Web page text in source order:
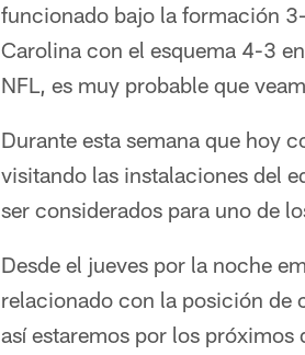
funcionado bajo la formación
Carolina con el esquema 4-3
NFL, es muy probable que
Durante esta semana que hoy
visitando las instalaciones del
ser considerados para uno de
Desde el jueves por la noche
relacionado con la posición de
así estaremos por los